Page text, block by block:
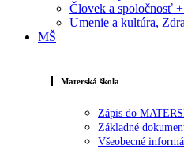
Človek a spoločnosť
Umenie a kultúra,
MŠ
Materská škola
Zápis do
Základné
Všeobecné